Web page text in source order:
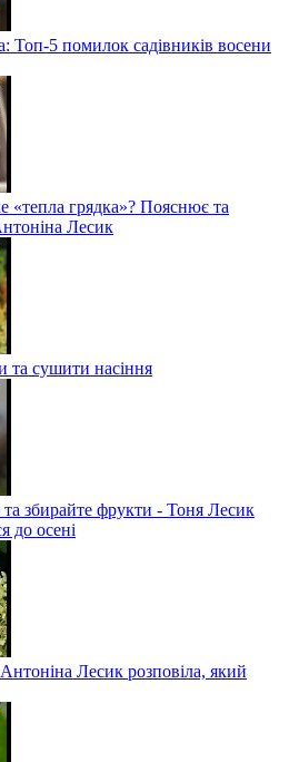
Топ-5 помилок садівників восени
грядка»? Пояснює та
Лесик
та сушити насіння
збирайте фрукти - Тоня Лесик
до осені
Антоніна Лесик розповіла, який